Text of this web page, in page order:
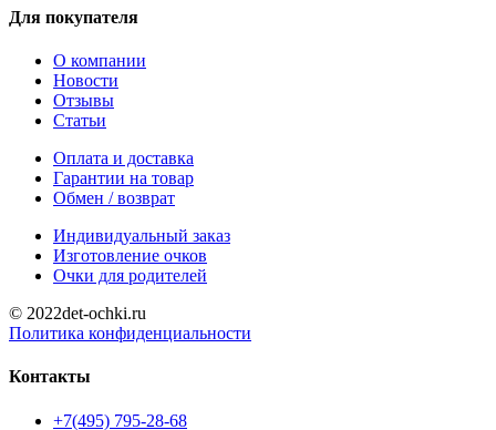
Для покупателя
О компании
Новости
Отзывы
Статьи
Оплата и доставка
Гарантии на товар
Обмен / возврат
Индивидуальный заказ
Изготовление очков
Очки для родителей
© 2022det-ochki.ru
Политика конфиденциальности
Контакты
+7(495) 795-28-68